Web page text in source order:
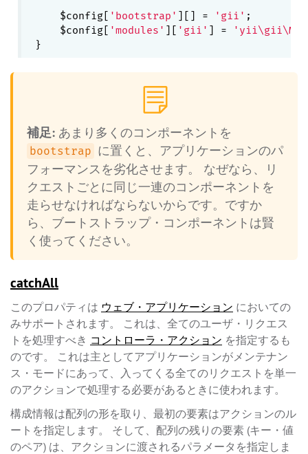
    $config[
'bootstrap' ][] = 'gii' ;
    $config[
'modules' ][ 'gii' ] =
補足: あまり多くのコンポーネントを
bootstrap に置くと、アプリケーションのパ
フォーマンスを劣化させます。 なぜなら、リ
クエストごとに同じ一連のコンポーネントを
走らせなければならないからです。ですか
ら、ブートストラップ・コンポーネントは賢
く使ってください。
catchAll
このプロパティは ウェブ・アプリケーション においての
みサポートされます。 これは、全てのユーザ・リクエス
トを処理すべき コントローラ・アクション を指定するも
のです。 これは主としてアプリケーションがメンテナン
ス・モードにあって、入ってくる全てのリクエストを単一
のアクションで処理する必要があるときに使われます。
構成情報は配列の形を取り、最初の要素はアクションのル
ートを指定します。 そして、配列の残りの要素 (キー・値
のペア) は、アクションに渡されるパラメータを指定しま